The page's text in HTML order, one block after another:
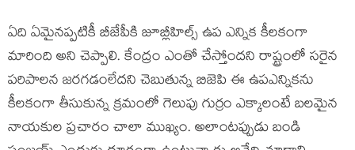
ఏది ఏమైనప్పటికీ బీజేపీకి జూబ్లీహిల్స్ ఉప ఎన్నిక కీలకంగా
మారింది అని చెప్పాలి. కేంద్రం ఎంతో చేస్తోందని రాష్ట్రంలో సరైన
పరిపాలన జరగడంలేదని చెబుతున్న బిజెపి ఈ ఉపఎన్నికను
కీలకంగా తీసుకున్న క్రమంలో గెలుపు గుర్రం ఎక్కాలంటే బలమైన
నాయకుల ప్రచారం చాలా ముఖ్యం. అలాంటప్పుడు బండి